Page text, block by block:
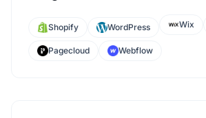
Shopify WordPress Wix
Pagecloud Webflow